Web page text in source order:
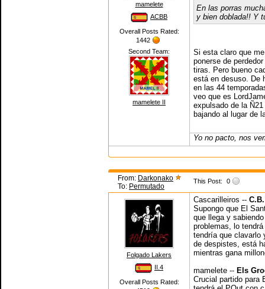
mamelete
ACBB
Overall Posts Rated:
1442
Second Team:
mamelete II
En las porras
y bien doblada!! Y
Si esta claro que
ponerse de
tiras. Pero bueno
está en desuso. De
en las 44
veo que es
expulsado de la
bajando al lugar de
Yo no pacto, nos
From: Darkonako
To: Permutado
This Post: 0
Folgado Lakers
II.4
Overall Posts Rated:
Cascarilleiros --
Supongo que El
que llega y
problemas, lo
tendría que clavarlo
de despistes, está
mientras gana
mamelete -- Els
Crucial partido para